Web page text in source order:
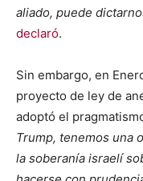
aliado, puede
declaró.
Sin embargo, en
proyecto de ley de
adoptó el
Trump, tenemos una
la soberanía israelí